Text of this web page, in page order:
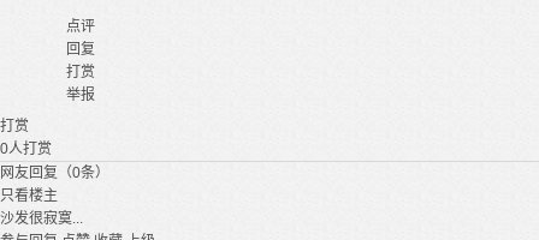
点评
回复
打赏
举报
打赏
0人打赏
网友回复（0条）
只看楼主
沙发很寂寞...